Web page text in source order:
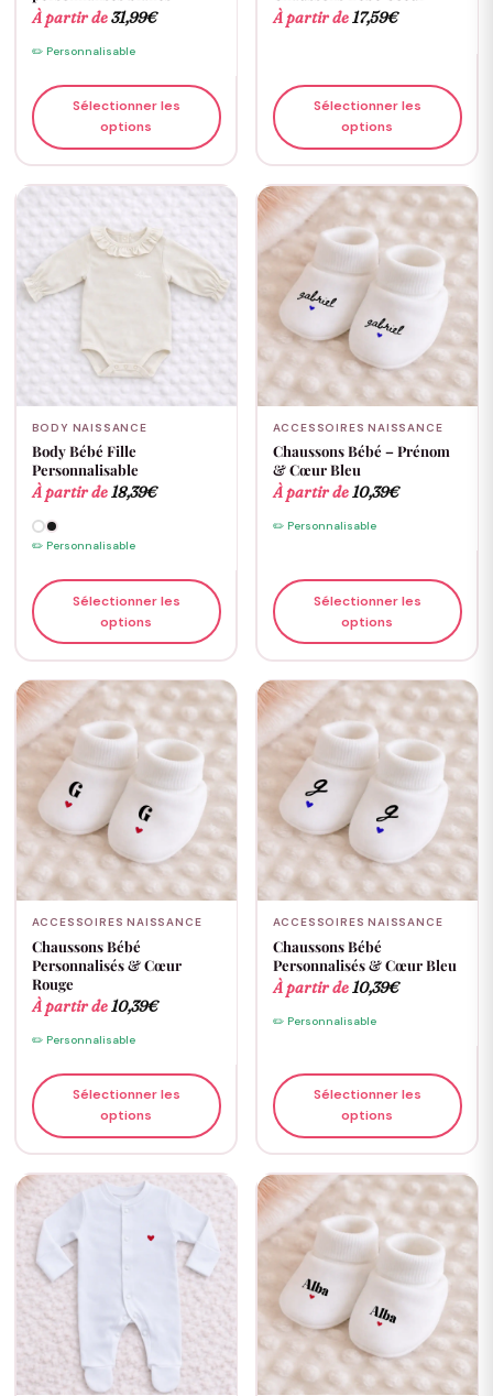
À partir de31,99€
✏️ Personnalisable
Sélectionner les
options
À partir de17,59€
Sélectionner les
options
BODY NAISSANCE
Body Bébé Fille
Personnalisable
À partir de18,39€
✏️ Personnalisable
Sélectionner les
options
ACCESSOIRES NAISSANCE
Chaussons Bébé – Prénom
& Cœur Bleu
À partir de10,39€
✏️ Personnalisable
Sélectionner les
options
ACCESSOIRES NAISSANCE
Chaussons Bébé
Personnalisés & Cœur
Rouge
À partir de10,39€
✏️ Personnalisable
Sélectionner les
options
ACCESSOIRES NAISSANCE
Chaussons Bébé
Personnalisés & Cœur Bleu
À partir de10,39€
✏️ Personnalisable
Sélectionner les
options